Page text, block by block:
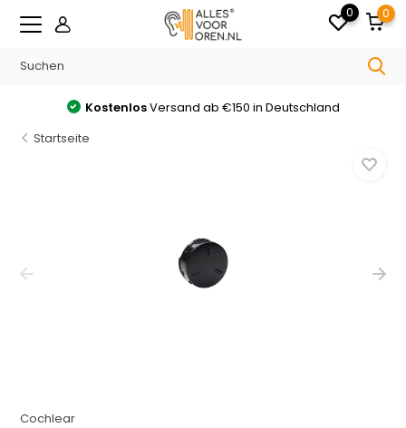
0 0
KostenlosVersand ab €150 in Deutschland
Startseite
Cochlear